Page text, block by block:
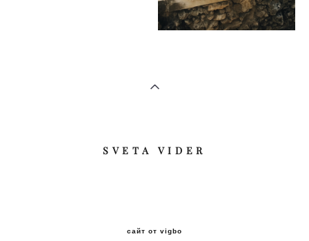
​SVETA VIDER
сайт от vigbo